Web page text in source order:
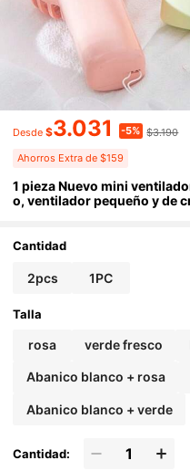
Desde $3.031 -5% $3.190
Ahorros Extra de $159
1 pieza Nuevo mini
o, ventilador pequeño y de
Cantidad
2pcs 1PC
Talla
rosa verde fresco
Abanico blanco + rosa
Abanico blanco + verde
Cantidad: